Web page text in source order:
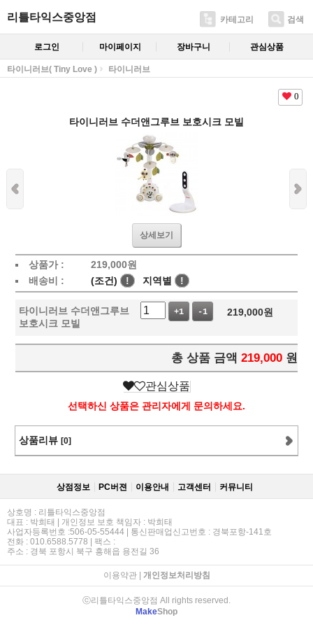
리틀타익스중앙점 카테고리 검색
로그인 마이페이지 장바구니 관심상품
타이니러브( Tiny Love ) 타이니러브
0
타이니러브 수더앤그루브 보호시크 모빌
상세보기
상품가 : 219,000원
배송비 :
(조건) ! 지역별 !
타이니러브 수더앤그루브
보호시크 모빌
+1 -1 219,000원
총 상품 금액 219,000 원
관심상품
선택하신 상품은 관리자에게 문의하세요.
상품리뷰 [0]
상점정보 PC버젼 이용안내 고객센터 커뮤니티
상호명 : 리틀타익스중앙점
대표 : 박희태 | 개인정보 보호 책임자 : 박희태
사업자등록번호 :506-05-55444 | 통신판매업신고번호 : 경북포항-141호
전화 : 010.6588.5778 | 팩스 :
주소 : 경북 포항시 북구 흥해읍 용전길 36
이용약관| 개인정보처리방침
ⓒ리틀타익스중앙점 All rights reserved.
MakeShop